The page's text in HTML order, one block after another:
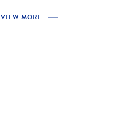
VIEW MORE